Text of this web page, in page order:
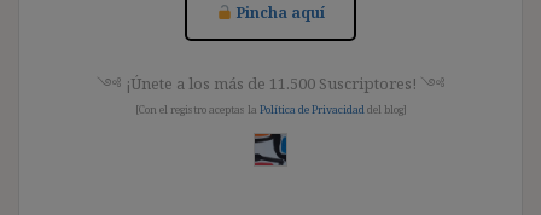
Pincha aquí
༺ ¡Únete a los más de 11.500 Suscriptores! ༺
[Con el registro aceptas la Política de Privacidad del blog]